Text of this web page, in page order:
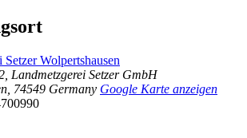
Wolpertshausen
Landmetzgerei Setzer GmbH
74549 Germany Google Karte anzeigen